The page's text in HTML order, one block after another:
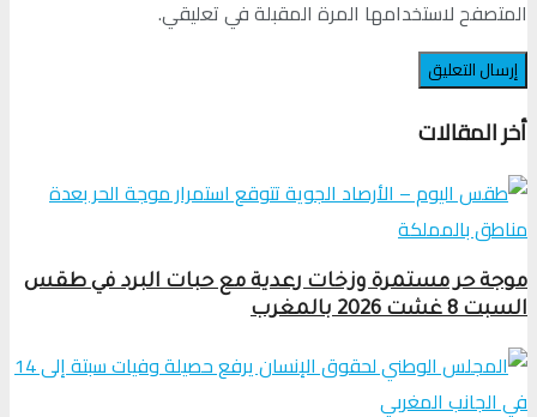
المتصفح لاستخدامها المرة المقبلة في تعليقي.
أخر المقالات
موجة حر مستمرة وزخات رعدية مع حبات البرد في طقس
السبت 8 غشت 2026 بالمغرب